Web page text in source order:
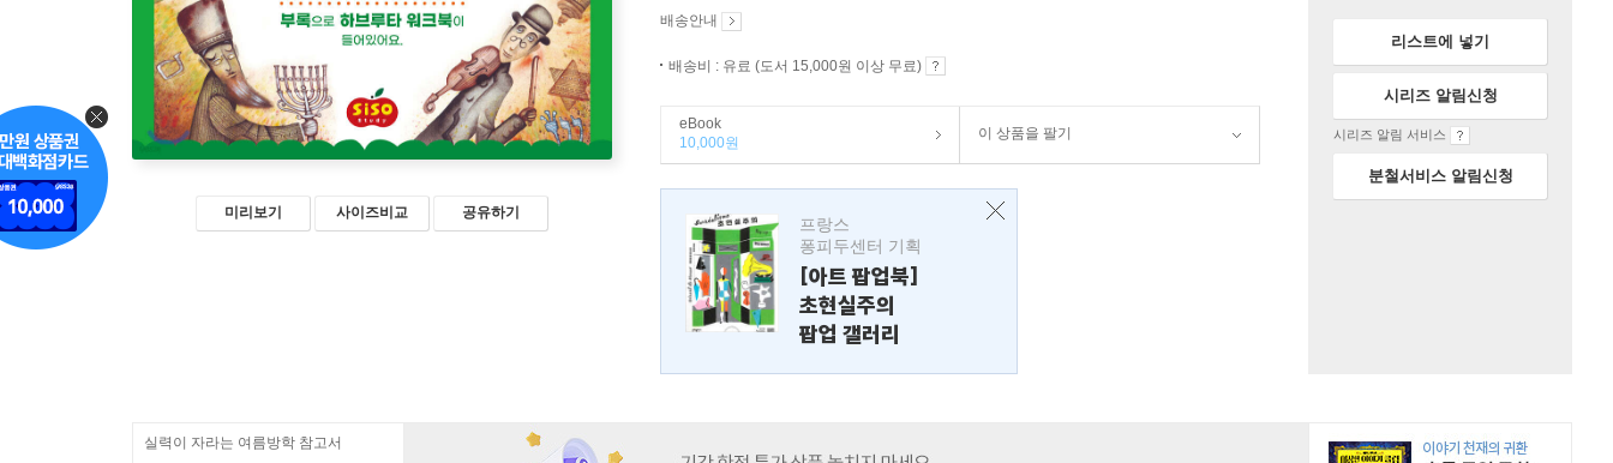
미리보기 사이즈비교 공유하기
배송안내
배송비 : 유료 (도서 15,000원 이상 무료)
eBook
10,000원
이 상품을 팔기
프랑스
퐁피두센터 기획
[아트 팝업북]
초현실주의
팝업 갤러리
리스트에 넣기
시리즈 알림신청
시리즈 알림 서비스
분철서비스 알림신청
실력이 자라는 여름방학 참고서